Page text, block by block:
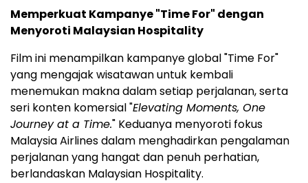
Memperkuat Kampanye "Time For" dengan
Menyoroti Malaysian Hospitality
Film ini menampilkan kampanye global "Time For"
yang mengajak wisatawan untuk kembali
menemukan makna dalam setiap perjalanan, serta
seri konten komersial "Elevating Moments, One
Journey at a Time." Keduanya menyoroti fokus
Malaysia Airlines dalam menghadirkan pengalaman
perjalanan yang hangat dan penuh perhatian,
berlandaskan Malaysian Hospitality.